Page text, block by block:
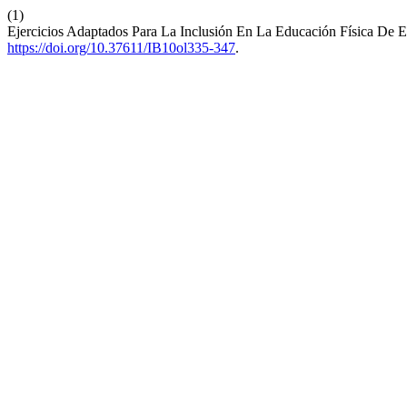
(1)
Ejercicios Adaptados Para La Inclusión En La Educación Física De
https://doi.org/10.37611/IB10ol335-347.